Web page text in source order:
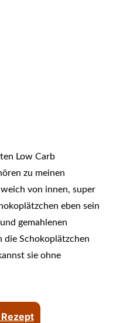
Low Carb
zu meinen
von innen, super
eben sein
gemahlenen
die Schokoplätzchen
sie ohne